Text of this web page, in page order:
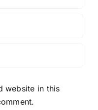
website in this